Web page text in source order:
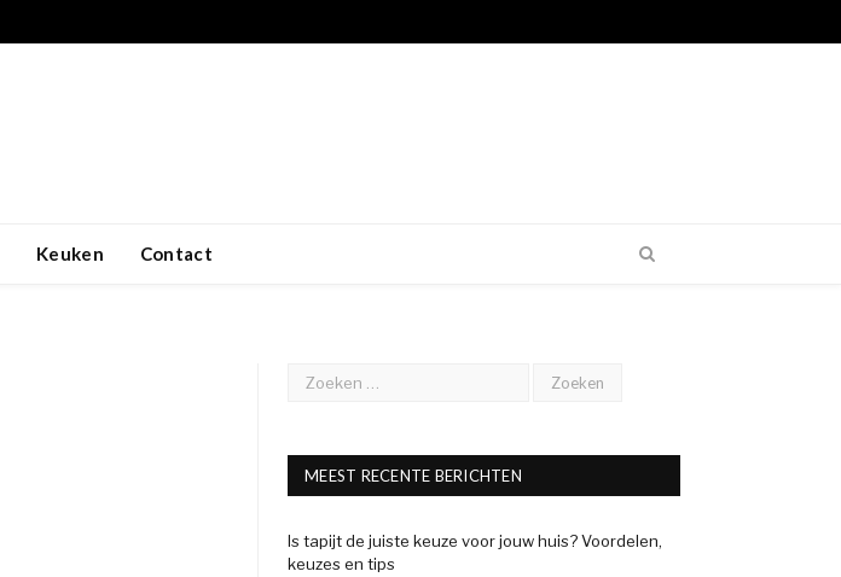
Keuken Contact
MEEST RECENTE BERICHTEN
Is tapijt de juiste keuze voor jouw huis? Voordelen,
keuzes en tips